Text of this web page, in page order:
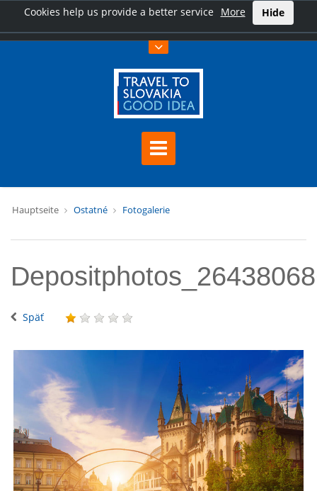
Cookies help us provide a better service More Hide
Hauptseite Ostatné Fotogalerie
Späť